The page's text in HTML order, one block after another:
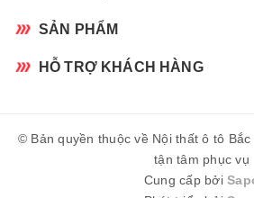
SẢN PHẨM
HỖ TRỢ KHÁCH HÀNG
© Bản quyền thuộc về Nội thất ô tô
tận tâm phục vụ
Cung cấp bởi